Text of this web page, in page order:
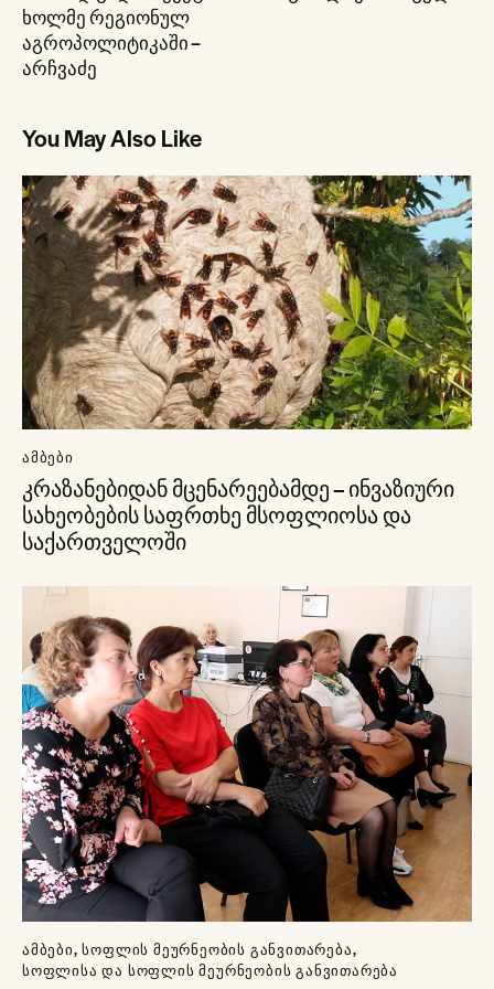
ხოლმე რეგიონულ
აგროპოლიტიკაში –
არჩვაძე
You May Also Like
ᲐᲛᲑᲔᲑᲘ
კრაზანებიდან მცენარეებამდე – ინვაზიური
სახეობების საფრთხე მსოფლიოსა და
საქართველოში
ᲐᲛᲑᲔᲑᲘ,ᲡᲝᲤᲚᲘᲡ ᲛᲔᲣᲠᲜᲔᲝᲑᲘᲡ ᲒᲐᲜᲕᲘᲗᲐᲠᲔᲑᲐ,
ᲡᲝᲤᲚᲘᲡᲐ ᲓᲐ ᲡᲝᲤᲚᲘᲡ ᲛᲔᲣᲠᲜᲔᲝᲑᲘᲡ ᲒᲐᲜᲕᲘᲗᲐᲠᲔᲑᲐ